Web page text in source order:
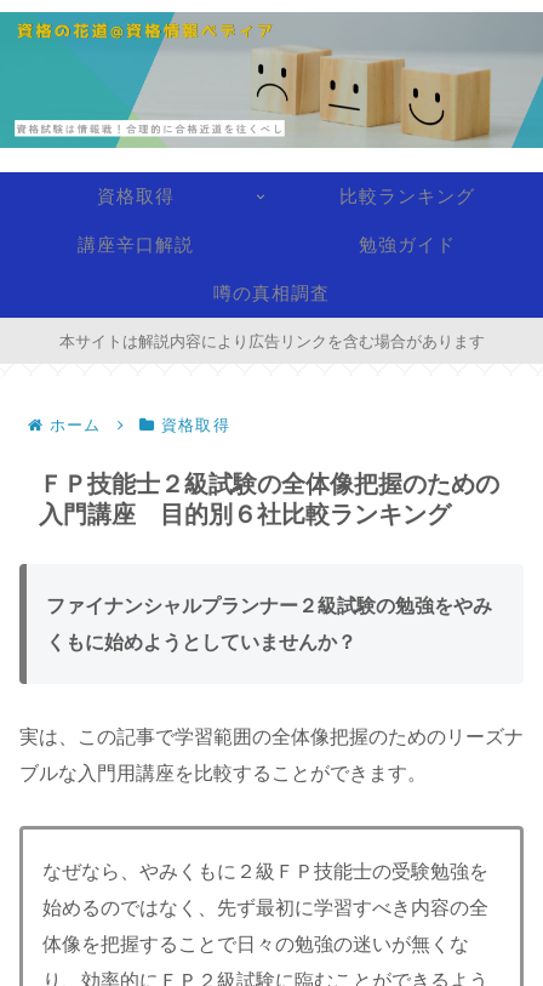
資格取得 比較ランキング
講座辛口解説 勉強ガイド
噂の真相調査
本サイトは解説内容により広告リンクを含む場合があります
ホーム 資格取得
ＦＰ技能士２級試験の全体像把握のための
入門講座 目的別６社比較ランキング
ファイナンシャルプランナー２級試験の勉強をやみ
くもに始めようとしていませんか？
実は、この記事で学習範囲の全体像把握のためのリーズナ
ブルな入門用講座を比較することができます。
なぜなら、やみくもに２級ＦＰ技能士の受験勉強を
始めるのではなく、先ず最初に学習すべき内容の全
体像を把握することで日々の勉強の迷いが無くな
り、効率的にＦＰ２級試験に臨むことができるよう